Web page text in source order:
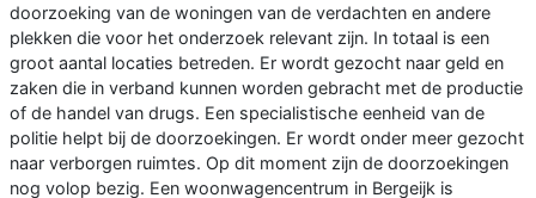
doorzoeking van de woningen van de verdachten en andere
plekken die voor het onderzoek relevant zijn. In totaal is een
groot aantal locaties betreden. Er wordt gezocht naar geld en
zaken die in verband kunnen worden gebracht met de productie
of de handel van drugs. Een specialistische eenheid van de
politie helpt bij de doorzoekingen. Er wordt onder meer gezocht
naar verborgen ruimtes. Op dit moment zijn de doorzoekingen
nog volop bezig. Een woonwagencentrum in Bergeijk is